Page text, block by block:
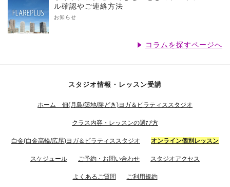
ル確認やご連絡方法
お知らせ
コラムを探すページへ
スタジオ情報・レッスン受講
ホーム 佃(月島/築地/勝どき)ヨガ＆ピラティススタジオ
クラス内容・レッスンの選び方
白金(白金高輪/広尾)ヨガ＆ピラティススタジオ オンライン個別レッスン
スケジュール ご予約・お問い合わせ スタジオアクセス
よくあるご質問 ご利用規約